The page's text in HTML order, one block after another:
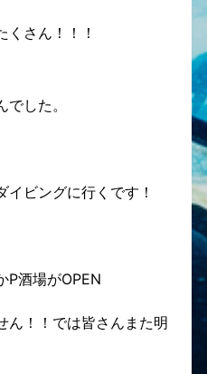
くさん！！！
した。
ビングに行くです！
P酒場がOPEN
ん！！では皆さんまた明